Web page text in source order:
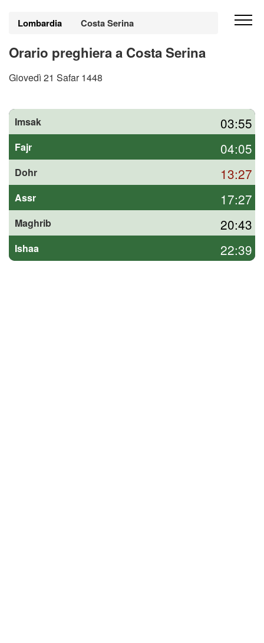
Lombardia Costa Serina
Orario preghiera a Costa Serina
Giovedì 21 Safar 1448
Imsak 03:55
Fajr 04:05
Dohr 13:27
Assr 17:27
Maghrib 20:43
Ishaa 22:39